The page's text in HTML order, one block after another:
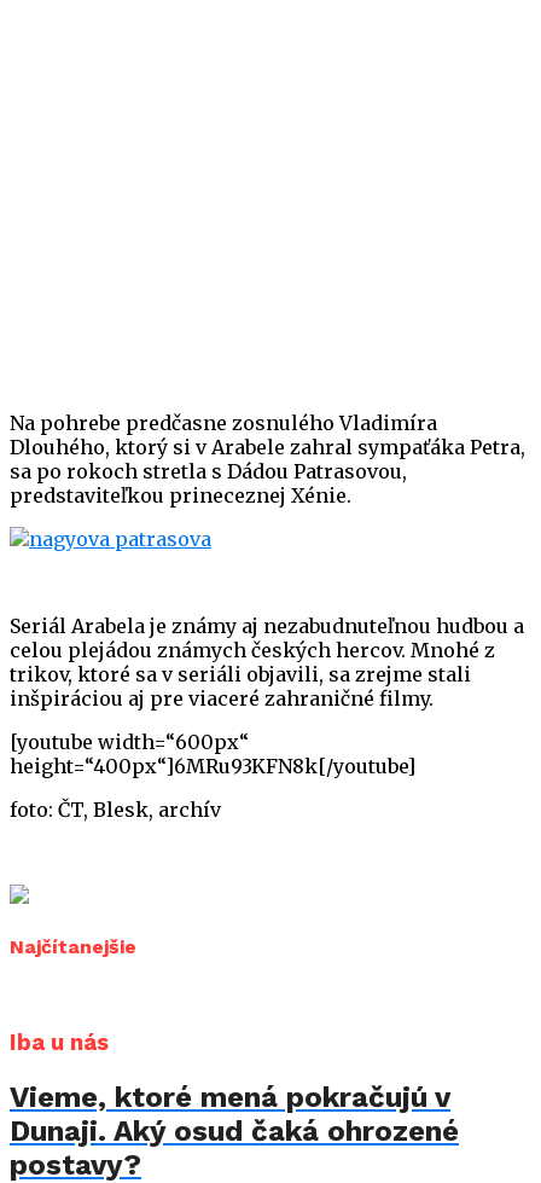
Na pohrebe predčasne zosnulého Vladimíra
Dlouhého, ktorý si v Arabele zahral sympaťáka Petra,
sa po rokoch stretla s Dádou Patrasovou,
predstaviteľkou prineceznej Xénie.
Seriál Arabela je známy aj nezabudnuteľnou hudbou a
celou plejádou známych českých hercov. Mnohé z
trikov, ktoré sa v seriáli objavili, sa zrejme stali
inšpiráciou aj pre viaceré zahraničné filmy.
[youtube width=“600px“
height=“400px“]6MRu93KFN8k[/youtube]
foto: ČT, Blesk, archív
Najčítanejšie
Iba u nás
Vieme, ktoré mená pokračujú v
Dunaji. Aký osud čaká ohrozené
postavy?